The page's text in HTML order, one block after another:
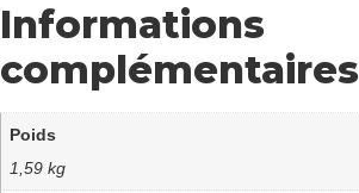
Informations
complémentaires
Poids
1,59 kg